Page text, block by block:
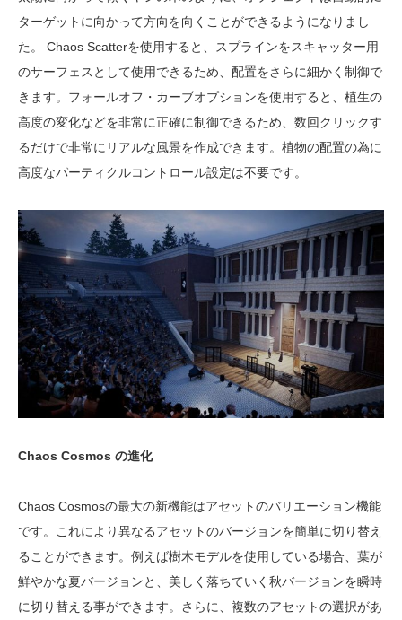
ターゲットに向かって方向を向くことができるようになりまし
た。 Chaos Scatterを使用すると、スプラインをスキャッター用
のサーフェスとして使用できるため、配置をさらに細かく制御で
きます。フォールオフ・カーブオプションを使用すると、植生の
高度の変化などを非常に正確に制御できるため、数回クリックす
るだけで非常にリアルな風景を作成できます。植物の配置の為に
高度なパーティクルコントロール設定は不要です。
Chaos Cosmos の進化
Chaos Cosmosの最大の新機能はアセットのバリエーション機能
です。これにより異なるアセットのバージョンを簡単に切り替え
ることができます。例えば樹木モデルを使用している場合、葉が
鮮やかな夏バージョンと、美しく落ちていく秋バージョンを瞬時
に切り替える事ができます。さらに、複数のアセットの選択があ